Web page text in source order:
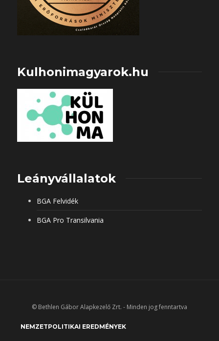
Kulhonimagyarok.hu
Leányvállalatok
BGA Felvidék
BGA Pro Transilvania
© Bethlen Gábor Alapkezelő Zrt. - Minden jog fenntartva
NEMZETPOLITIKAI EREDMÉNYEK